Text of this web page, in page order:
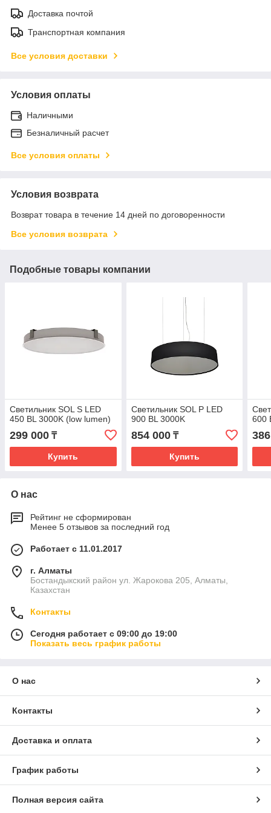
Доставка почтой
Транспортная компания
Все условия доставки
Условия оплаты
Наличными
Безналичный расчет
Все условия оплаты
Условия возврата
Возврат товара в течение 14 дней по договоренности
Все условия возврата
Подобные товары компании
Светильник SOL S LED
450 BL 3000K (low lumen)
299 000 ₸
Купить
Светильник SOL P LED
900 BL 3000K
854 000₸
Купить
600
О нас
Рейтинг не сформирован
Менее 5 отзывов за последний год
Работает с 11.01.2017
г. Алматы
Бостандыкский район ул. Жарокова 205, Алматы,
Казахстан
Контакты
Сегодня работает с 09:00 до 19:00
Показать весь график работы
О нас
Контакты
Доставка и оплата
График работы
Полная версия сайта